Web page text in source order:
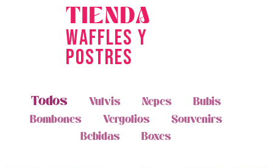
TIENDA
Waffles y
postres
Todos Vulvis Nepes
Bubis
Bombones
Vergolios
Souvenirs
Bebidas
Boxes